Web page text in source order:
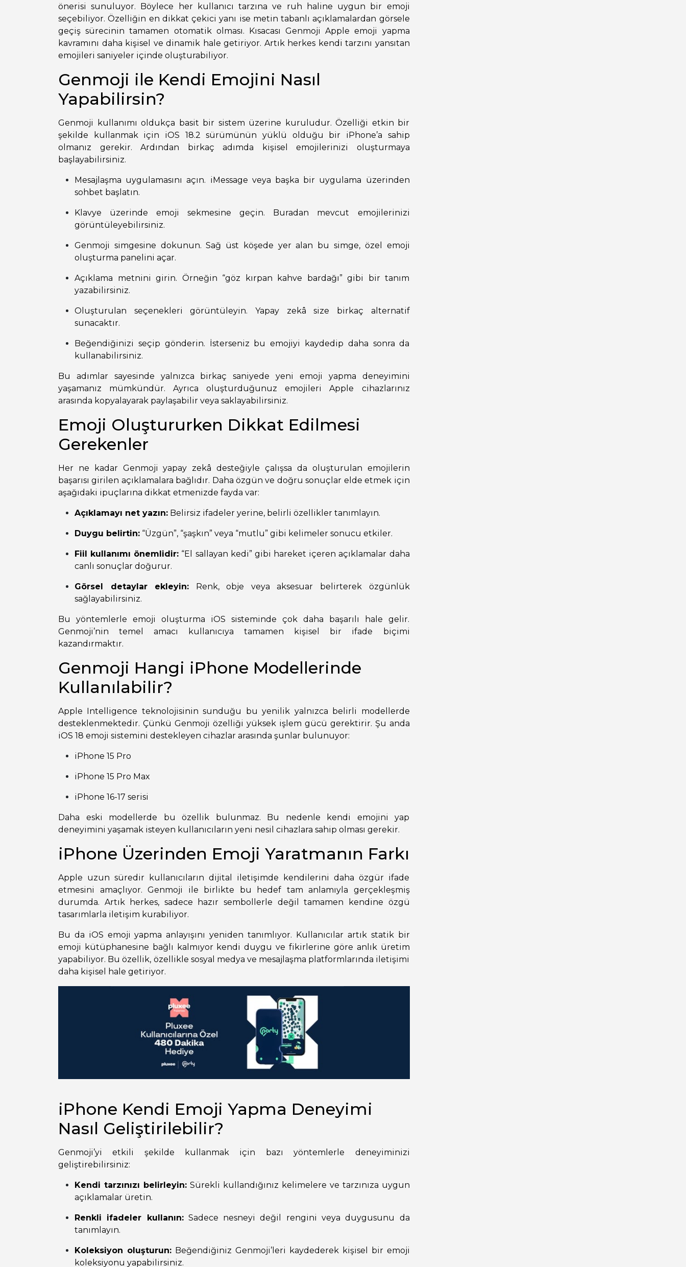
önerisi sunuluyor. Böylece her kullanıcı tarzına ve ruh haline uygun bir emoji
seçebiliyor. Özelliğin en dikkat çekici yanı ise metin tabanlı açıklamalardan görsele
geçiş sürecinin tamamen otomatik olması. Kısacası Genmoji Apple emoji yapma
kavramını daha kişisel ve dinamik hale getiriyor. Artık herkes kendi tarzını yansıtan
emojileri saniyeler içinde oluşturabiliyor.
Genmoji ile Kendi Emojini Nasıl
Yapabilirsin?
Genmoji kullanımı oldukça basit bir sistem üzerine kuruludur. Özelliği etkin bir
şekilde kullanmak için iOS 18.2 sürümünün yüklü olduğu bir iPhone’a sahip
olmanız gerekir. Ardından birkaç adımda kişisel emojilerinizi oluşturmaya
başlayabilirsiniz.
Mesajlaşma uygulamasını açın. iMessage veya başka bir uygulama üzerinden
sohbet başlatın.
Klavye üzerinde emoji sekmesine geçin. Buradan mevcut emojilerinizi
görüntüleyebilirsiniz.
Genmoji simgesine dokunun. Sağ üst köşede yer alan bu simge, özel emoji
oluşturma panelini açar.
Açıklama metnini girin. Örneğin “göz kırpan kahve bardağı” gibi bir tanım
yazabilirsiniz.
Oluşturulan seçenekleri görüntüleyin. Yapay zekâ size birkaç alternatif
sunacaktır.
Beğendiğinizi seçip gönderin. İsterseniz bu emojiyi kaydedip daha sonra da
kullanabilirsiniz.
Bu adımlar sayesinde yalnızca birkaç saniyede yeni emoji yapma deneyimini
yaşamanız mümkündür. Ayrıca oluşturduğunuz emojileri Apple cihazlarınız
arasında kopyalayarak paylaşabilir veya saklayabilirsiniz.
Emoji Oluştururken Dikkat Edilmesi
Gerekenler
Her ne kadar Genmoji yapay zekâ desteğiyle çalışsa da oluşturulan emojilerin
başarısı girilen açıklamalara bağlıdır. Daha özgün ve doğru sonuçlar elde etmek için
aşağıdaki ipuçlarına dikkat etmenizde fayda var:
Açıklamayı net yazın: Belirsiz ifadeler yerine, belirli özellikler tanımlayın.
Duygu belirtin: “Üzgün”, “şaşkın” veya “mutlu” gibi kelimeler sonucu etkiler.
Fiil kullanımı önemlidir: “El sallayan kedi” gibi hareket içeren açıklamalar daha
canlı sonuçlar doğurur.
Görsel detaylar ekleyin: Renk, obje veya aksesuar belirterek özgünlük
sağlayabilirsiniz.
Bu yöntemlerle emoji oluşturma iOS sisteminde çok daha başarılı hale gelir.
Genmoji’nin temel amacı kullanıcıya tamamen kişisel bir ifade biçimi
kazandırmaktır.
Genmoji Hangi iPhone Modellerinde
Kullanılabilir?
Apple Intelligence teknolojisinin sunduğu bu yenilik yalnızca belirli modellerde
desteklenmektedir. Çünkü Genmoji özelliği yüksek işlem gücü gerektirir. Şu anda
iOS 18 emoji sistemini destekleyen cihazlar arasında şunlar bulunuyor:
iPhone 15 Pro
iPhone 15 Pro Max
iPhone 16-17 serisi
Daha eski modellerde bu özellik bulunmaz. Bu nedenle kendi emojini yap
deneyimini yaşamak isteyen kullanıcıların yeni nesil cihazlara sahip olması gerekir.
iPhone Üzerinden Emoji Yaratmanın Farkı
Apple uzun süredir kullanıcıların dijital iletişimde kendilerini daha özgür ifade
etmesini amaçlıyor. Genmoji ile birlikte bu hedef tam anlamıyla gerçekleşmiş
durumda. Artık herkes, sadece hazır sembollerle değil tamamen kendine özgü
tasarımlarla iletişim kurabiliyor.
Bu da iOS emoji yapma anlayışını yeniden tanımlıyor. Kullanıcılar artık statik bir
emoji kütüphanesine bağlı kalmıyor kendi duygu ve fikirlerine göre anlık üretim
yapabiliyor. Bu özellik, özellikle sosyal medya ve mesajlaşma platformlarında iletişimi
daha kişisel hale getiriyor.
iPhone Kendi Emoji Yapma Deneyimi
Nasıl Geliştirilebilir?
Genmoji’yi etkili şekilde kullanmak için bazı yöntemlerle deneyiminizi
geliştirebilirsiniz:
Kendi tarzınızı belirleyin:Sürekli kullandığınız kelimelere ve tarzınıza uygun
açıklamalar üretin.
Renkli ifadeler kullanın:Sadece nesneyi değil rengini veya duygusunu da
tanımlayın.
Koleksiyon oluşturun:Beğendiğiniz Genmoji’leri kaydederek kişisel bir emoji
koleksiyonu yapabilirsiniz.